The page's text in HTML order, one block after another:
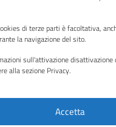
di terze parti è facoltativa,
la navigazione del sito.
sull'attivazione disattivazione
alla sezione Privacy.
Accetta
del sito
Instagram